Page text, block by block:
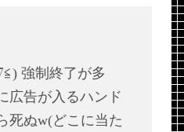
強制終了が多
広告が入るハンド
死ぬw(どこに当た